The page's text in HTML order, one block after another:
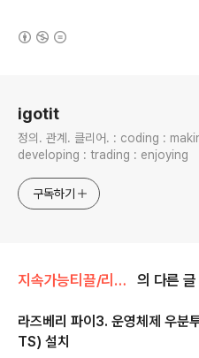
igotit
정의. 관계. 클리어. : coding : making : creating :
developing : trading : enjoying
구독하기
지속가능티끌/리눅스.우분투. 의 다른 글
라즈베리 파이3. 운영체제 우
TS) 설치